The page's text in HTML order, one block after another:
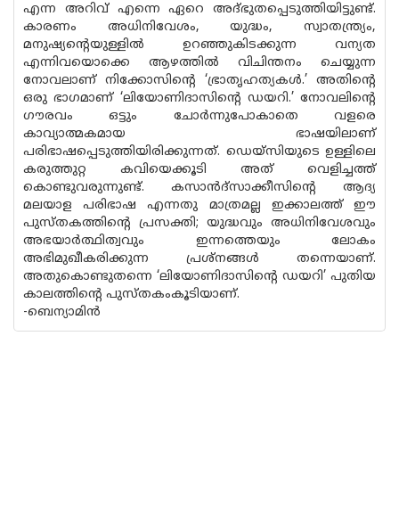
എന്ന അറിവ് എന്നെ ഏറെ അദ്ഭുതപ്പെടുത്തിയിട്ടുണ്ട്.
കാരണം അധിനിവേശം, യുദ്ധം, സ്വാതന്ത്ര്യം,
മനുഷ്യന്റെയുള്ളില്‍ ഉറഞ്ഞുകിടക്കുന്ന വന്യത
എന്നിവയൊക്കെ ആഴത്തില്‍ വിചിന്തനം ചെയ്യുന്ന
നോവലാണ് നിക്കോസിന്റെ ‘ഭ്രാതൃഹത്യകള്‍.’ അതിന്റെ
ഒരു ഭാഗമാണ് ‘ലിയോണിദാസിന്റെ ഡയറി.’ നോവലിന്റെ
ഗൗരവം ഒട്ടും ചോര്‍ന്നുപോകാതെ വളരെ
കാവ്യാത്മകമായ ഭാഷയിലാണ്
പരിഭാഷപ്പെടുത്തിയിരിക്കുന്നത്. ഡെയ്‌സിയുടെ ഉള്ളിലെ
കരുത്തുറ്റ കവിയെക്കൂടി അത് വെളിച്ചത്ത്
കൊണ്ടുവരുന്നുണ്ട്. കസാന്‍ദ്‌സാക്കീസിന്റെ ആദ്യ
മലയാള പരിഭാഷ എന്നതു മാത്രമല്ല ഇക്കാലത്ത് ഈ
പുസ്തകത്തിന്റെ പ്രസക്തി; യുദ്ധവും അധിനിവേശവും
അഭയാര്‍ത്ഥിത്വവും ഇന്നത്തെയും ലോകം
അഭിമുഖീകരിക്കുന്ന പ്രശ്‌നങ്ങള്‍ തന്നെയാണ്.
അതുകൊണ്ടുതന്നെ ‘ലിയോണിദാസിന്റെ ഡയറി’ പുതിയ
കാലത്തിന്റെ പുസ്തകംകൂടിയാണ്.
-ബെന്യാമിന്‍